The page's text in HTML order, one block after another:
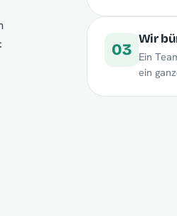
03
Wir
Ein
ein